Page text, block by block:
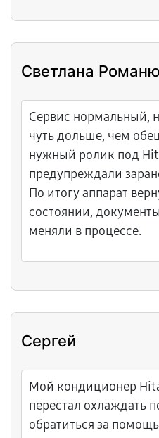
отрегулировали
ухаживать. После
везде. Счастлив что
Спасибо!
Светлана
Сервис нормальный,
чуть дольше, чем
нужный ролик под
предупреждали
По итогу аппарат
состоянии,
меняли в процессе.
Сергей
Мой кондиционер
перестал охлаждать
обратиться за